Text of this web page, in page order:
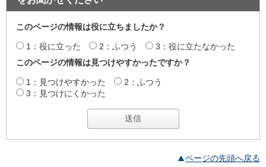
このページの情報は役に立ちましたか？
1：役に立った 2：ふつう
3：役に立たなかった
このページの情報は見つけやすかったですか？
1：見つけやすかった
2：ふつう
3：見つけにくかった
ページの先頭へ戻る